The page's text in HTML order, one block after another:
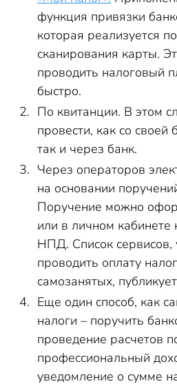
функция привязки
которая реализуется
сканирования карты.
проводить налоговый
быстро.
По квитанции. В этом
провести, как со своей
так и через банк.
Через операторов
на основании
Поручение можно
или в личном кабинете
НПД. Список
проводить оплату
самозанятых,
Еще один способ, как
налоги – поручить
проведение расчетов
профессиональный
уведомление о сумме